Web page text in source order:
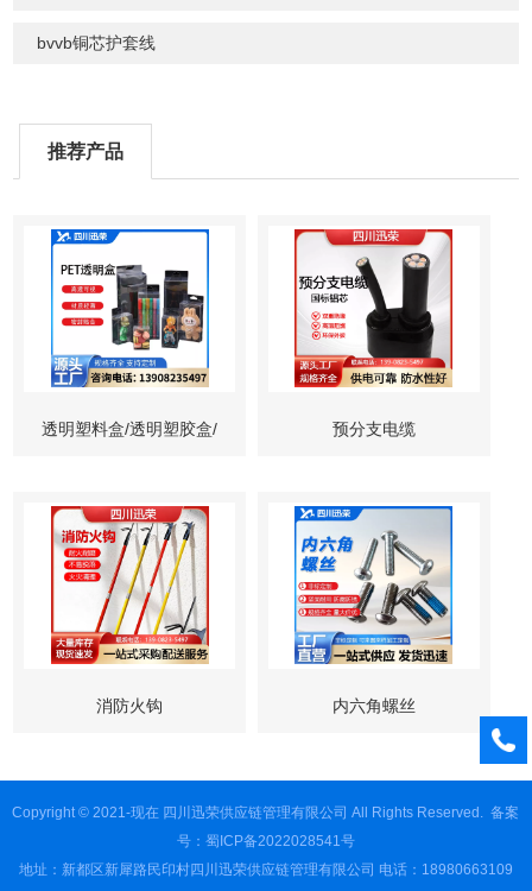
bvvb铜芯护套线
推荐产品
透明塑料盒/透明塑胶盒/
注塑盒
预分支电缆
消防火钩 内六角螺丝
Copyright © 2021-现在 四川迅荣供应链管理有限公司 All Rights Reserved.备案
号：蜀ICP备2022028541号
地址：新都区新犀路民印村四川迅荣供应链管理有限公司 电话：18980663109